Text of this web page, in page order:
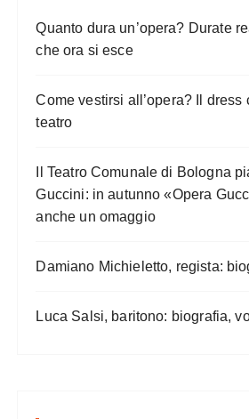
Quanto dura un’opera? Durate
che ora si esce
Come vestirsi all’opera? Il dress
teatro
Il Teatro Comunale di Bologna
Guccini: in autunno «Opera
anche un omaggio
Damiano Michieletto, regista:
Luca Salsi, baritono: biografia,